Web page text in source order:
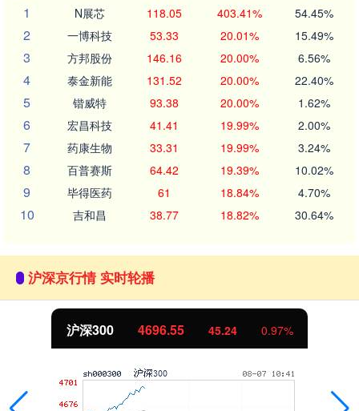
1
N展芯 118.05 403.41% 54.45%
2 一博科技 53.33 20.01% 15.49%
3 方邦股份 146.16 20.00% 6.56%
4 泰金新能 131.52 20.00% 22.40%
5 锴威特 93.38 20.00% 1.62%
6 宏昌科技 41.41 19.99% 2.00%
7 药康生物 33.31 19.99% 3.24%
8 百普赛斯 64.42 19.39% 10.02%
9 毕得医药 61 18.84% 4.70%
10 吉和昌 38.77 18.82% 30.64%
沪深京行情 实时轮播
沪深300 4696.55 45.24 0.97%